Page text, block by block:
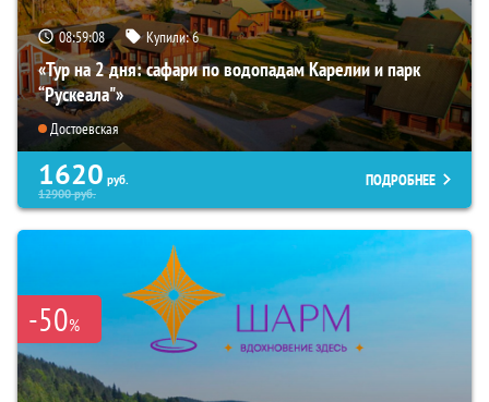
08:59:07 Купили:6
«Тур на 2 дня: сафари по водопадам Карелии и парк
“Рускеала"»
Достоевская
1620 руб.
12900руб.
ПОДРОБНЕЕ
-50%